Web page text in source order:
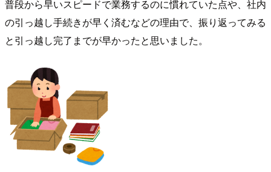
普段から早いスピードで業務するのに慣れていた点や、社内
の引っ越し手続きが早く済むなどの理由で、振り返ってみる
と引っ越し完了までが早かったと思いました。